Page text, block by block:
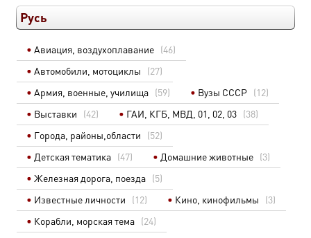
Русь
Авиация, воздухоплавание (46)
Автомобили, мотоциклы
(27)
Армия, военные, училища (59) Вузы СССР (12)
Выставки
(42) ГАИ, КГБ, МВД, 01, 02, 03 (38)
Города, районы,области
(52)
Детская тематика (47) Домашние животные (3)
Железная дорога, поезда (5)
Известные личности
(12) Кино, кинофильмы
(3)
Корабли, морская тема (24)